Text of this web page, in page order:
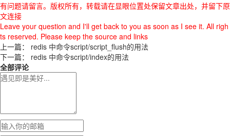
有问题请留言。版权所有，转载请在显眼位置处保留文章出处，并留下原
文连接
Leave your question and I'll get back to you as soon as I see it. All righ
ts reserved. Please keep the source and links
上一篇： redis 中命令script/script_flush的用法
下一篇： redis 中命令script/index的用法
全部评论